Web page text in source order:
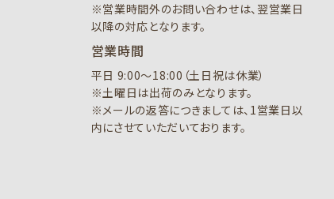
※営業時間外のお問い合わせは、翌営業日
以降の対応となります。
営業時間
平日 9:00～18:00（土日祝は休業）
※土曜日は出荷のみとなります。
※メールの返答につきましては、1営業日以
内にさせていただいております。